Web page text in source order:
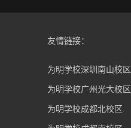
友情链接：
为明学校深圳南山校区
为明学校广州光大校区
为明学校成都北校区